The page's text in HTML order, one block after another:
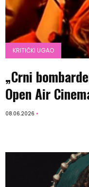
KRITIČKI UGAO
„Crni
Open Air
08.06.2026